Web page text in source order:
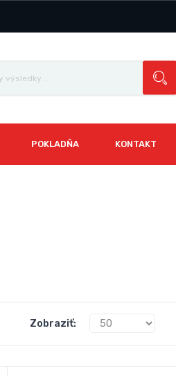
POKLADŇA KONTAKT
Zobraziť: